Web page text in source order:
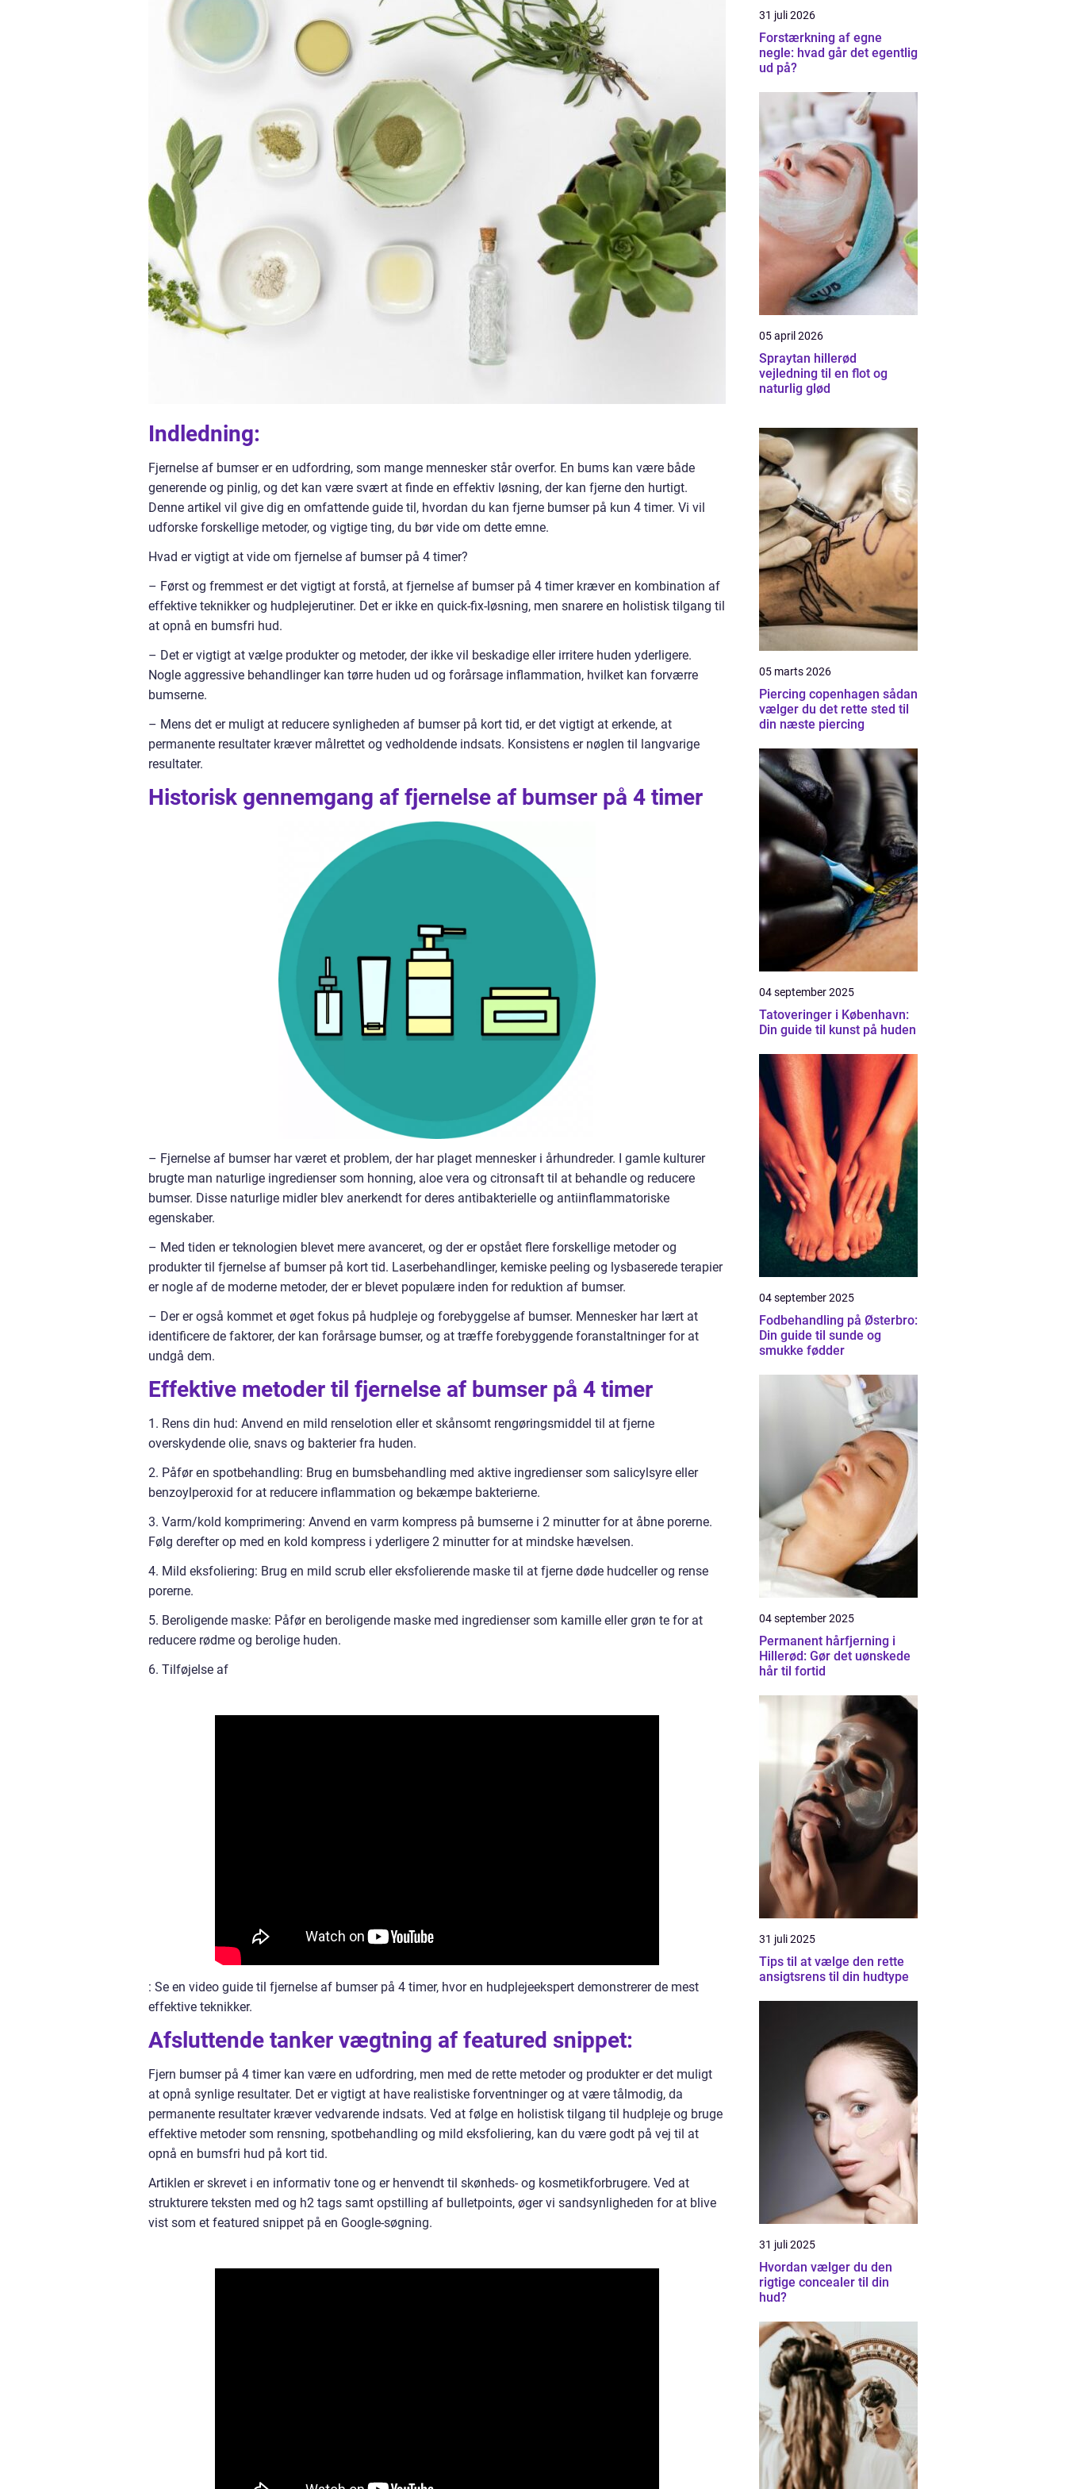
Indledning:
Fjernelse af bumser er en udfordring, som mange mennesker står overfor. En bums kan være både
generende og pinlig, og det kan være svært at finde en effektiv løsning, der kan fjerne den hurtigt.
Denne artikel vil give dig en omfattende guide til, hvordan du kan fjerne bumser på kun 4 timer. Vi vil
udforske forskellige metoder, og vigtige ting, du bør vide om dette emne.
Hvad er vigtigt at vide om fjernelse af bumser på 4 timer?
– Først og fremmest er det vigtigt at forstå, at fjernelse af bumser på 4 timer kræver en kombination af
effektive teknikker og hudplejerutiner. Det er ikke en quick-fix-løsning, men snarere en holistisk tilgang til
at opnå en bumsfri hud.
– Det er vigtigt at vælge produkter og metoder, der ikke vil beskadige eller irritere huden yderligere.
Nogle aggressive behandlinger kan tørre huden ud og forårsage inflammation, hvilket kan forværre
bumserne.
– Mens det er muligt at reducere synligheden af bumser på kort tid, er det vigtigt at erkende, at
permanente resultater kræver målrettet og vedholdende indsats. Konsistens er nøglen til langvarige
resultater.
Historisk gennemgang af fjernelse af bumser på 4 timer
– Fjernelse af bumser har været et problem, der har plaget mennesker i århundreder. I gamle kulturer
brugte man naturlige ingredienser som honning, aloe vera og citronsaft til at behandle og reducere
bumser. Disse naturlige midler blev anerkendt for deres antibakterielle og antiinflammatoriske
egenskaber.
– Med tiden er teknologien blevet mere avanceret, og der er opstået flere forskellige metoder og
produkter til fjernelse af bumser på kort tid. Laserbehandlinger, kemiske peeling og lysbaserede terapier
er nogle af de moderne metoder, der er blevet populære inden for reduktion af bumser.
– Der er også kommet et øget fokus på hudpleje og forebyggelse af bumser. Mennesker har lært at
identificere de faktorer, der kan forårsage bumser, og at træffe forebyggende foranstaltninger for at
undgå dem.
Effektive metoder til fjernelse af bumser på 4 timer
1. Rens din hud: Anvend en mild renselotion eller et skånsomt rengøringsmiddel til at fjerne
overskydende olie, snavs og bakterier fra huden.
2. Påfør en spotbehandling: Brug en bumsbehandling med aktive ingredienser som salicylsyre eller
benzoylperoxid for at reducere inflammation og bekæmpe bakterierne.
3. Varm/kold komprimering: Anvend en varm kompress på bumserne i 2 minutter for at åbne porerne.
Følg derefter op med en kold kompress i yderligere 2 minutter for at mindske hævelsen.
4. Mild eksfoliering: Brug en mild scrub eller eksfolierende maske til at fjerne døde hudceller og rense
porerne.
5. Beroligende maske: Påfør en beroligende maske med ingredienser som kamille eller grøn te for at
reducere rødme og berolige huden.
6. Tilføjelse af
: Se en video guide til fjernelse af bumser på 4 timer, hvor en hudplejeekspert demonstrerer de mest
effektive teknikker.
Afsluttende tanker vægtning af featured snippet:
Fjern bumser på 4 timer kan være en udfordring, men med de rette metoder og produkter er det muligt
at opnå synlige resultater. Det er vigtigt at have realistiske forventninger og at være tålmodig, da
permanente resultater kræver vedvarende indsats. Ved at følge en holistisk tilgang til hudpleje og bruge
effektive metoder som rensning, spotbehandling og mild eksfoliering, kan du være godt på vej til at
opnå en bumsfri hud på kort tid.
Artiklen er skrevet i en informativ tone og er henvendt til skønheds- og kosmetikforbrugere. Ved at
strukturere teksten med og h2 tags samt opstilling af bulletpoints, øger vi sandsynligheden for at blive
vist som et featured snippet på en Google-søgning.
31 juli 2026
Forstærkning af egne
negle: hvad går det egentlig
ud på?
05 april 2026
Spraytan hillerød
vejledning til en flot og
naturlig glød
05 marts 2026
Piercing copenhagen sådan
vælger du det rette sted til
din næste piercing
04 september 2025
Tatoveringer i København:
Din guide til kunst på huden
04 september 2025
Fodbehandling på Østerbro:
Din guide til sunde og
smukke fødder
04 september 2025
Permanent hårfjerning i
Hillerød: Gør det uønskede
hår til fortid
31 juli 2025
Tips til at vælge den rette
ansigtsrens til din hudtype
31 juli 2025
Hvordan vælger du den
rigtige concealer til din
hud?